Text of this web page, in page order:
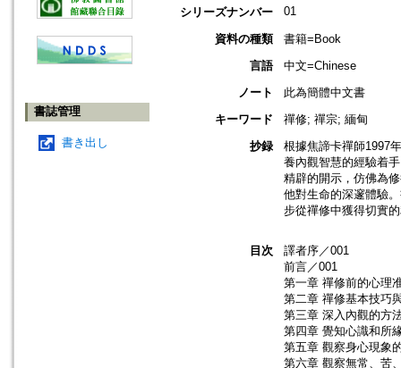
書誌管理
書き出し
シリーズナンバー
01
資料の種類
書籍=Book
言語
中文=Chinese
ノート
此為簡體中文書
キーワード
禪修; 禪宗; 緬甸
抄録
根據焦諦卡禪師1997
養內觀智慧的經驗着
精辟的開示，仿佛為
他對生命的深邃體驗
步從禪修中獲得切實
目次
譯者序／001
前言／001
第一章 禪修前的心理
第二章 禪修基本技巧
第三章 深入內觀的方
第四章 覺知心識和所
第五章 觀察身心現象
第六章 觀察無常、苦